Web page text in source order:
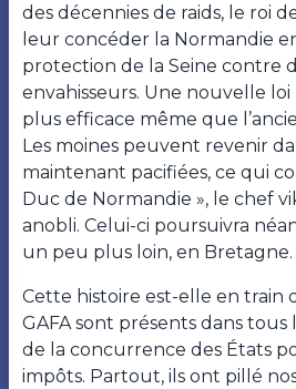
des décennies de raids, le roi
leur concéder la Normandie
protection de la Seine contre
envahisseurs. Une nouvelle
plus efficace même que
Les moines peuvent revenir
maintenant pacifiées, ce qui
Duc de Normandie », le chef
anobli. Celui-ci poursuivra
un peu plus loin, en Bretagne.
Cette histoire est-elle en train
GAFA sont présents dans tous
de la concurrence des États
impôts. Partout, ils ont pillé